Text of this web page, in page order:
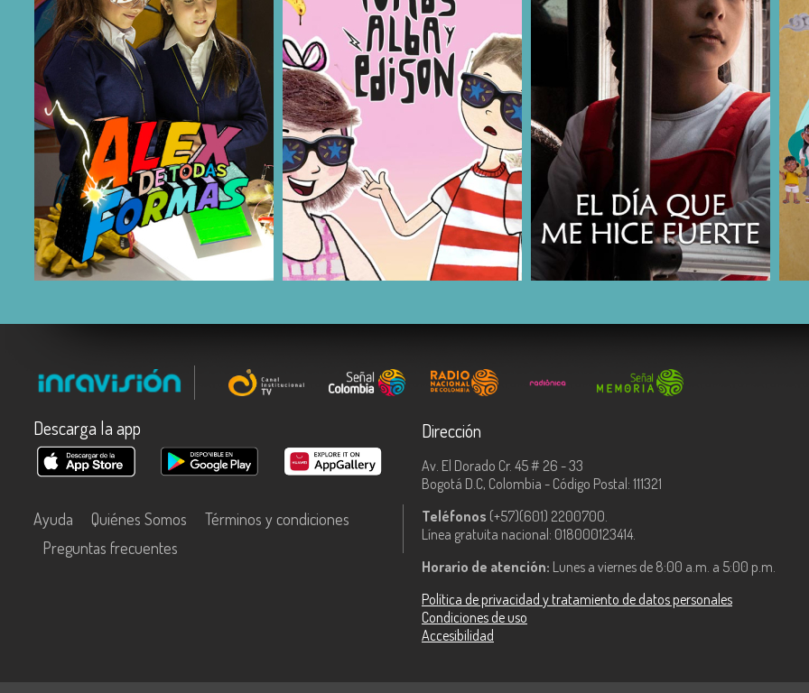
COMPARTIR COMPARTIR COMPARTIR
Descarga la app
Ayuda Quiénes Somos
Términos y condiciones
Preguntas frecuentes
Dirección
Av. El Dorado Cr. 45 # 26 - 33
Bogotá D.C, Colombia - Código Postal: 111321
Teléfonos (+57)(601) 2200700.
Línea gratuita nacional: 018000123414.
Horario de atención: Lunes a viernes de 8:00 a.m. a 5:00 p.m.
Política de privacidad y tratamiento de datos personales
Condiciones de uso
Accesibilidad